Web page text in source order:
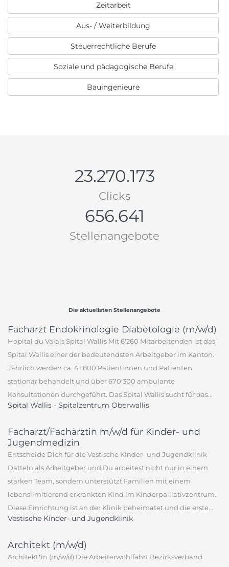
Zeitarbeit
Aus- / Weiterbildung
Steuerrechtliche Berufe
Soziale und pädagogische Berufe
Bauingenieure
23.270.173
Clicks
656.641
Stellenangebote
Die aktuellsten Stellenangebote
Facharzt Endokrinologie Diabetologie (m/w/d)
Hopital du Valais Spital Wallis Mit 6'260 Mitarbeitenden ist das
Spital Wallis einer der bedeutendsten Arbeitgeber im Kanton.
Jährlich werden ca. 41'800 Patientinnen und Patienten
stationär behandelt und über 670'300 ambulante
Konsultationen durchgeführt. Das Spital Wallis sucht für das...
Spital Wallis - Spitalzentrum Oberwallis
Facharzt/Fachärztin m/w/d für Kinder- und
Jugendmedizin
Entscheide Dich für die Vestische Kinder- und Jugendklinik
Datteln als Arbeitgeber und Du arbeitest nicht nur in einem
starken Team, sondern unterstützt Familien mit einem
lebenslimitierend erkrankten Kind im Kinderpalliativzentrum.
Diese Einrichtung ist an der Klinik beheimatet und die erste...
Vestische Kinder- und Jugendklinik
Architekt (m/w/d)
Architekt*in (m/w/d) Die Arbeiterwohlfahrt Bezirksverband